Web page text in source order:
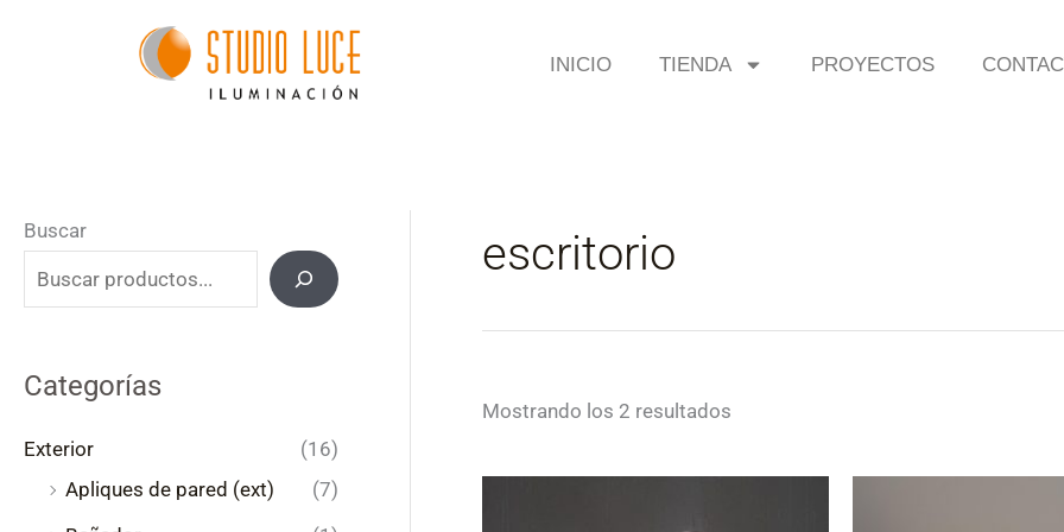
INICIO TIENDA PROYECTOS
Buscar
Categorías
Exterior
(16)
Apliques de pared (ext)
(7)
escritorio
Mostrando los 2 resultados